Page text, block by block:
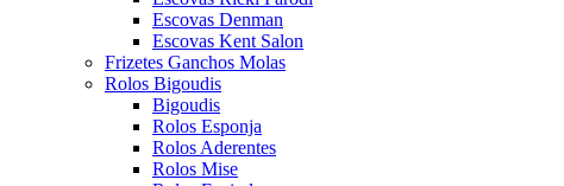
Escovas Denman
Escovas Kent Salon
Frizetes Ganchos Molas
Rolos Bigoudis
Bigoudis
Rolos Esponja
Rolos Aderentes
Rolos Mise